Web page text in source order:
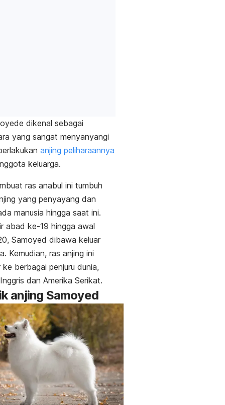
dikenal sebagai
yang sangat menyanyangi
anjing peliharaannya
keluarga.
ras anabul ini tumbuh
yang penyayang dan
manusia hingga saat ini.
abad ke-19 hingga awal
Samoyed dibawa keluar
Kemudian, ras anjing ini
berbagai penjuru dunia,
dan Amerika Serikat.
anjing Samoyed